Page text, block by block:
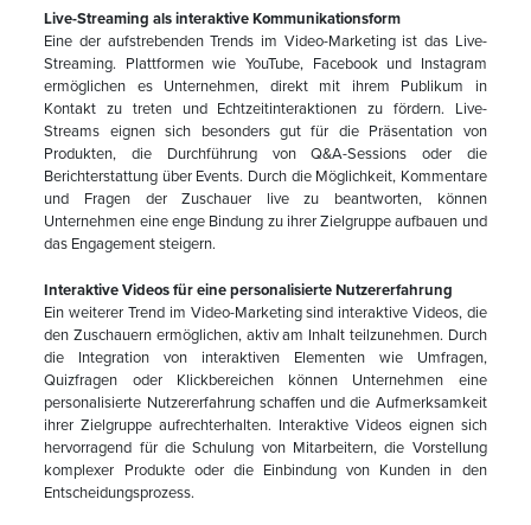
Live-Streaming als interaktive Kommunikationsform
Eine der aufstrebenden Trends im Video-Marketing ist das Live-
Streaming. Plattformen wie YouTube, Facebook und Instagram
ermöglichen es Unternehmen, direkt mit ihrem Publikum in
Kontakt zu treten und Echtzeitinteraktionen zu fördern. Live-
Streams eignen sich besonders gut für die Präsentation von
Produkten, die Durchführung von Q&A-Sessions oder die
Berichterstattung über Events. Durch die Möglichkeit, Kommentare
und Fragen der Zuschauer live zu beantworten, können
Unternehmen eine enge Bindung zu ihrer Zielgruppe aufbauen und
das Engagement steigern.
Interaktive Videos für eine personalisierte Nutzererfahrung
Ein weiterer Trend im Video-Marketing sind interaktive Videos, die
den Zuschauern ermöglichen, aktiv am Inhalt teilzunehmen. Durch
die Integration von interaktiven Elementen wie Umfragen,
Quizfragen oder Klickbereichen können Unternehmen eine
personalisierte Nutzererfahrung schaffen und die Aufmerksamkeit
ihrer Zielgruppe aufrechterhalten. Interaktive Videos eignen sich
hervorragend für die Schulung von Mitarbeitern, die Vorstellung
komplexer Produkte oder die Einbindung von Kunden in den
Entscheidungsprozess.